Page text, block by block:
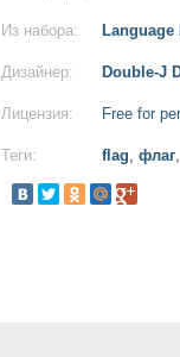
Из набора: Language
Дизайнер: Double-J
Лицензия: Free for
Теги: flag, флаг,